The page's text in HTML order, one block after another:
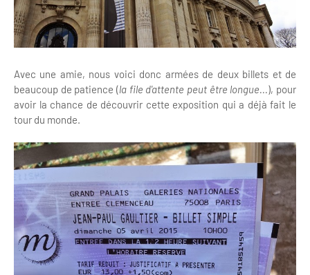
Avec une amie, nous voici donc armées de deux billets et de
beaucoup de patience (la file d'attente peut être longue... ), pour
avoir la chance de découvrir cette exposition qui a déjà fait le
tour du monde.